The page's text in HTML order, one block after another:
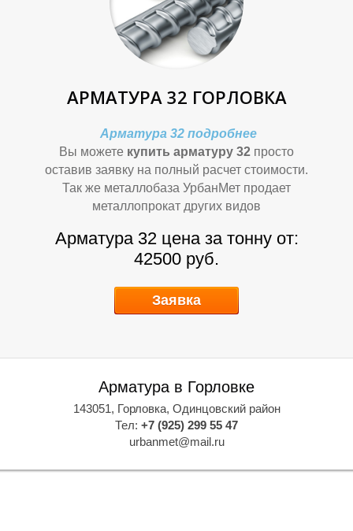
Я
Т
АРМАТУРА 32 ГОРЛОВКА
Арматура 32 подробнее
Вы можете купить арматуру 32 просто
оставив заявку на полный расчет стоимости.
Так же металлобаза УрбанМет продает
металлопрокат других видов
Арматура 32 цена за тонну от:
42500 руб.
Заявка
Арматура в Горловке
143051, Горловка, Одинцовский район
Тел: +7 (925) 299 55 47
urbanmet@mail.ru
Я
Т